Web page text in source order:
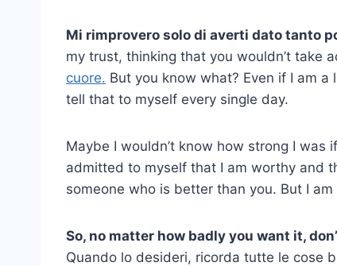
Mi rimprovero solo di averti dato tanto
my trust, thinking that you wouldn’t take
cuore. But you know what? Even if I am
tell that to myself every single day.
Maybe I wouldn’t know how strong I was
admitted to myself that I am worthy and
someone who is better than you. But I
So, no matter how badly you want it,
Quando lo desideri, ricorda tutte le cose